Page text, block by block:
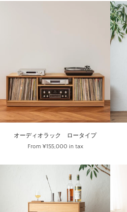
オーディオラック ロータイプ
From¥155,000 in tax